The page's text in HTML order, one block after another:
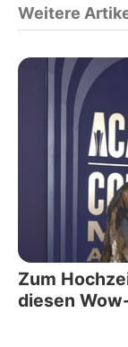
Weitere
Zum
diesen